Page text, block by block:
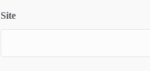
Site